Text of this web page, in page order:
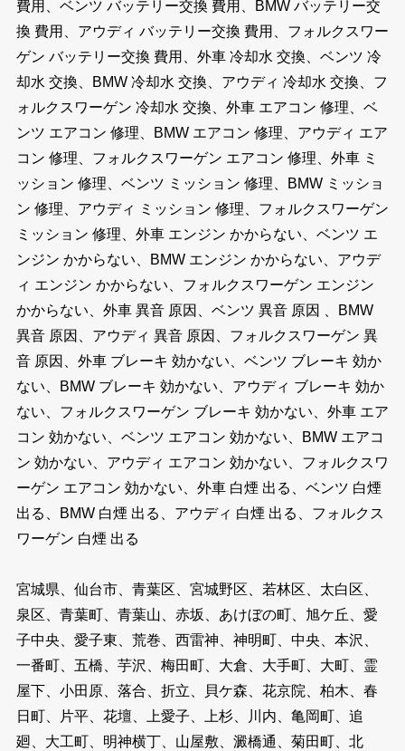
費用、ベンツ バッテリー交換 費用、BMW バッテリー交
換 費用、アウディ バッテリー交換 費用、フォルクスワー
ゲン バッテリー交換 費用、外車 冷却水 交換、ベンツ 冷
却水 交換、BMW 冷却水 交換、アウディ 冷却水 交換、フ
ォルクスワーゲン 冷却水 交換、外車 エアコン 修理、ベ
ンツ エアコン 修理、BMW エアコン 修理、アウディ エア
コン 修理、フォルクスワーゲン エアコン 修理、外車 ミ
ッション 修理、ベンツ ミッション 修理、BMW ミッショ
ン 修理、アウディ ミッション 修理、フォルクスワーゲン
ミッション 修理、外車 エンジン かからない、ベンツ エ
ンジン かからない、BMW エンジン かからない、アウデ
ィ エンジン かからない、フォルクスワーゲン エンジン
かからない、外車 異音 原因、ベンツ 異音 原因 、BMW
異音 原因、アウディ 異音 原因、フォルクスワーゲン 異
音 原因、外車 ブレーキ 効かない、ベンツ ブレーキ 効か
ない、BMW ブレーキ 効かない、アウディ ブレーキ 効か
ない、フォルクスワーゲン ブレーキ 効かない、外車 エア
コン 効かない、ベンツ エアコン 効かない、BMW エアコ
ン 効かない、アウディ エアコン 効かない、フォルクスワ
ーゲン エアコン 効かない、外車 白煙 出る、ベンツ 白煙
出る、BMW 白煙 出る、アウディ 白煙 出る、フォルクス
ワーゲン 白煙 出る
宮城県、仙台市、青葉区、宮城野区、若林区、太白区、
泉区、青葉町、青葉山、赤坂、あけぼの町、旭ケ丘、愛
子中央、愛子東、荒巻、西雷神、神明町、中央、本沢、
一番町、五橋、芋沢、梅田町、大倉、大手町、大町、霊
屋下、小田原、落合、折立、貝ケ森、花京院、柏木、春
日町、片平、花壇、上愛子、上杉、川内、亀岡町、追
廻、大工町、明神横丁、山屋敷、澱橋通、菊田町、北